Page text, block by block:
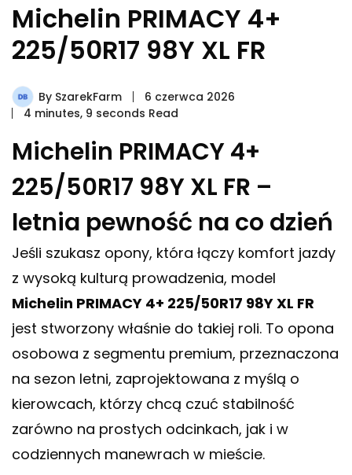
Michelin PRIMACY 4+
225/50R17 98Y XL FR
By SzarekFarm
6 czerwca 2026
4 minutes, 9 seconds Read
Michelin PRIMACY 4+
225/50R17 98Y XL FR –
letnia pewność na co dzień
Jeśli szukasz opony, która łączy komfort jazdy
z wysoką kulturą prowadzenia, model
Michelin PRIMACY 4+ 225/50R17 98Y XL FR
jest stworzony właśnie do takiej roli. To opona
osobowa z segmentu premium, przeznaczona
na sezon letni, zaprojektowana z myślą o
kierowcach, którzy chcą czuć stabilność
zarówno na prostych odcinkach, jak i w
codziennych manewrach w mieście.